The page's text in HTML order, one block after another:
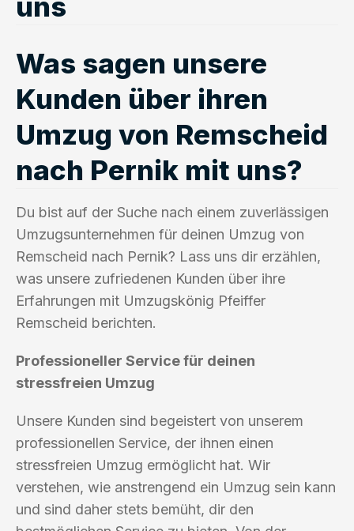
Was sagen unsere
Kunden über ihren
Umzug von Remscheid
nach Pernik mit uns?
Du bist auf der Suche nach einem zuverlässigen
Umzugsunternehmen für deinen Umzug von
Remscheid nach Pernik? Lass uns dir erzählen,
was unsere zufriedenen Kunden über ihre
Erfahrungen mit Umzugskönig Pfeiffer
Remscheid berichten.
Professioneller Service für deinen
stressfreien Umzug
Unsere Kunden sind begeistert von unserem
professionellen Service, der ihnen einen
stressfreien Umzug ermöglicht hat. Wir
verstehen, wie anstrengend ein Umzug sein kann
und sind daher stets bemüht, dir den